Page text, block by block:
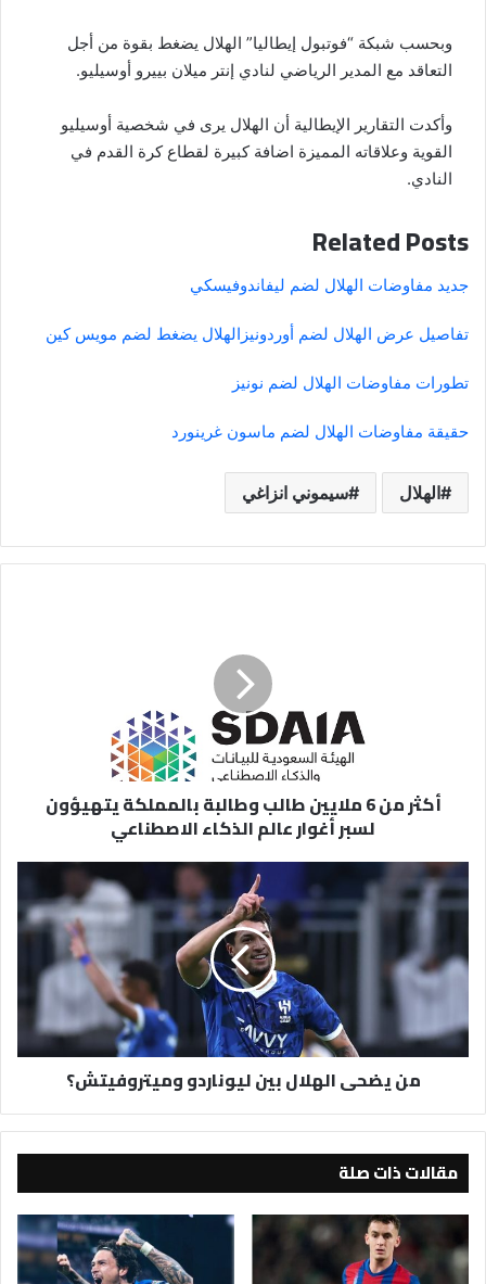
وبحسب شبكة “فوتبول إيطاليا” الهلال يضغط بقوة من أجل
التعاقد مع المدير الرياضي لنادي إنتر ميلان بييرو أوسيليو.
وأكدت التقارير الإيطالية أن الهلال يرى في شخصية أوسيليو
القوية وعلاقاته المميزة اضافة كبيرة لقطاع كرة القدم في
النادي.
Related Posts
جديد مفاوضات الهلال لضم ليفاندوفيسكي
تفاصيل عرض الهلال لضم أوردونيز الهلال يضغط لضم مويس كين
تطورات مفاوضات الهلال لضم نونيز
حقيقة مفاوضات الهلال لضم ماسون غرينورد
الهلال سيموني انزاغي
أغوار
الاصطناعي
أكثر من 6 ملايين طالب وطالبة بالمملكة يتهيؤون
لسبر أغوار عالم الذكاء الاصطناعي
من
يضحى
ليوناردو
وميتروفيتش؟
من يضحى الهلال بين ليوناردو وميتروفيتش؟
مقالات ذات صلة